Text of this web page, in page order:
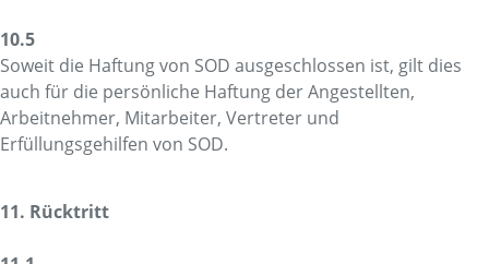
10.5
Soweit die Haftung von SOD ausgeschlossen ist, gilt dies
auch für die persönliche Haftung der Angestellten,
Arbeitnehmer, Mitarbeiter, Vertreter und
Erfüllungsgehilfen von SOD.
11. Rücktritt